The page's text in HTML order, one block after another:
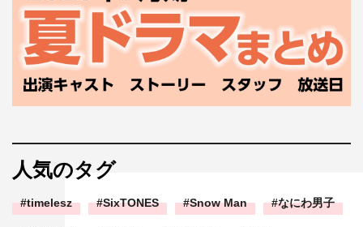
人気のタグ
timelesz SixTONES Snow Man なにわ男子